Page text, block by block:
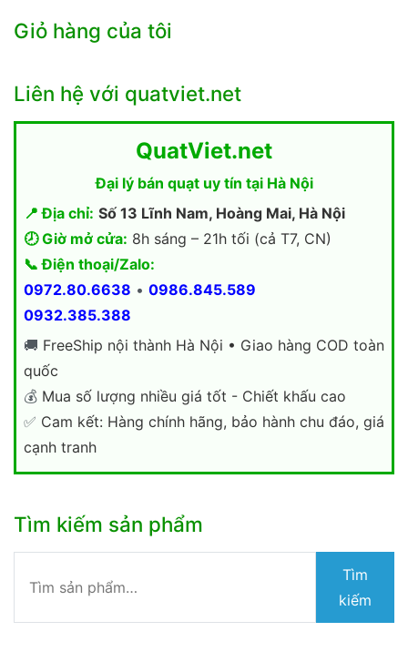
Giỏ hàng của tôi
Liên hệ với quatviet.net
QuatViet.net
Đại lý bán quạt uy tín tại Hà Nội
📍 Địa chỉ: Số 13 Lĩnh Nam, Hoàng Mai, Hà Nội
🕗 Giờ mở cửa: 8h sáng – 21h tối (cả T7, CN)
📞 Điện thoại/Zalo:
0972.80.6638 • 0986.845.589
0932.385.388
🚚 FreeShip nội thành Hà Nội • Giao hàng COD toàn
quốc
💰 Mua số lượng nhiều giá tốt - Chiết khấu cao
✅ Cam kết: Hàng chính hãng, bảo hành chu đáo, giá
cạnh tranh
Tìm kiếm sản phẩm
kiếm:
Tìm
kiếm